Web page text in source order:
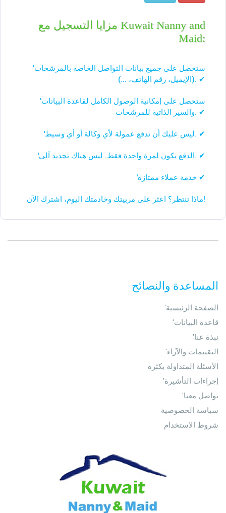
مزايا التسجيل مع Kuwait Nanny and
Maid:
'ستحصل على جميع بيانات التواصل الخاصة بالمرشحات
(الإيميل، رقم الهاتف، ...). ✔
'ستحصل على إمكانية الوصول الكامل لقاعدة البيانات
والسير الذاتية للمرشحات. ✔
'ليس عليك أن تدفع عمولة لأي وكالة أو أي وسيط. ✔
'الدفع يكون لمرة واحدة فقط. ليس هناك تجديد آلي. ✔
'خدمة عملاء ممتازة ✔
ماذا تنتظر؟ اعثر على مربيتك وخادمتك اليوم، اشترك الآن!
المساعدة والنصائح
'الصفحة الرئيسية
'قاعدة البيانات
'نبذة عنا
'التقييمات والآراء
الأسئلة المتداولة بكثرة
'إجراءات التأشيرة
'تواصل معنا
سياسة الخصوصية
شروط الاستخدام